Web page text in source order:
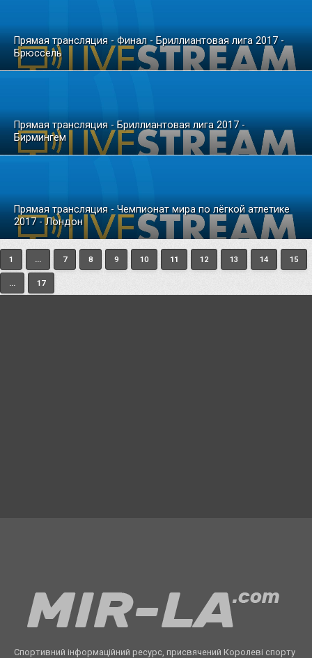
Прямая трансляция - Финал - Бриллиантовая лига 2017 -
Брюссель
Прямая трансляция - Бриллиантовая лига 2017 -
Бирмингем
Прямая трансляция - Чемпионат мира по лёгкой атлетике
2017 - Лондон
1 ... 7 8 9 10 11 12 13 14 15
... 17
Спортивний інформаційний ресурс, присвячений Королеві спорту